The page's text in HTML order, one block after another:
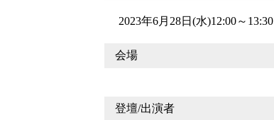
2023年6月28日(水)12:00～13:30
会場
登壇/出演者